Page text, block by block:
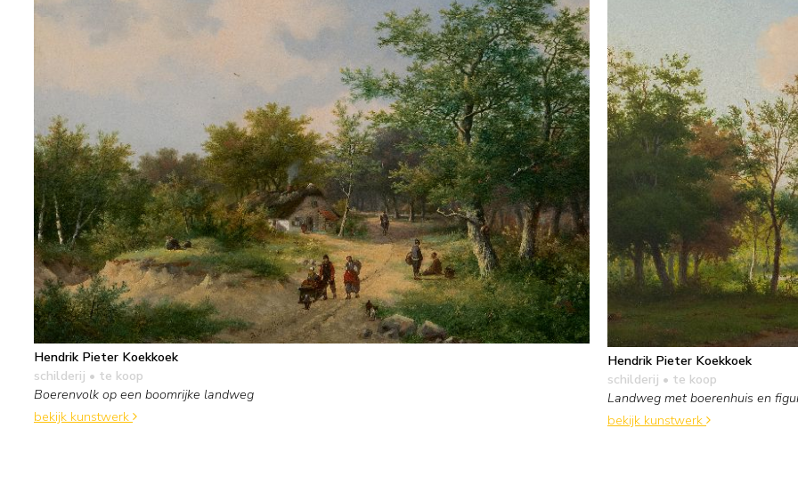
Hendrik Pieter Koekkoek
schilderij • te koop
Boerenvolk op een boomrijke landweg
bekijk kunstwerk
Hendrik Pieter Koekkoek
schilderij • te koop
Landweg met boerenhuis en
bekijk kunstwerk